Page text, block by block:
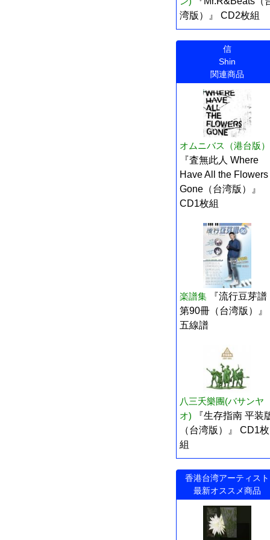
湾版）』 CD2枚組
信
Shin
関連商品
オムニバス（港台版）
『査無此人 Where
Have All the Flowers
Gone（台湾版）』
CD1枚組
楽譜集
『流行豆芽譜
第90冊（台湾版）』
五線譜
八三夭樂團(バサンヤ
オ)
『生存指南 平装
（台湾版）』 CD1枚
組
香港台湾アーティスト
最新オススメ商品